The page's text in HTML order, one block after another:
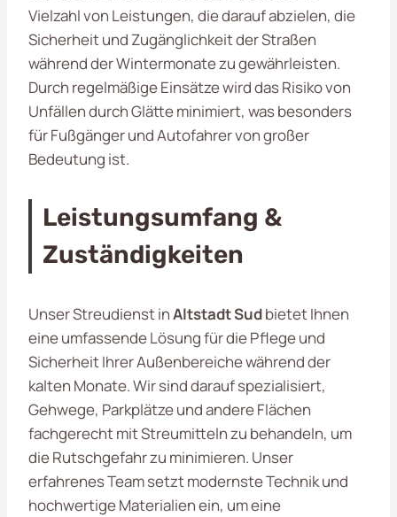
Vielzahl von Leistungen, die darauf abzielen, die
Sicherheit und Zugänglichkeit der Straßen
während der Wintermonate zu gewährleisten.
Durch regelmäßige Einsätze wird das Risiko von
Unfällen durch Glätte minimiert, was besonders
für Fußgänger und Autofahrer von großer
Bedeutung ist.
Leistungsumfang &
Zuständigkeiten
Unser Streudienst inAltstadt Sudbietet Ihnen
eine umfassende Lösung für die Pflege und
Sicherheit Ihrer Außenbereiche während der
kalten Monate. Wir sind darauf spezialisiert,
Gehwege, Parkplätze und andere Flächen
fachgerecht mit Streumitteln zu behandeln, um
die Rutschgefahr zu minimieren. Unser
erfahrenes Team setzt modernste Technik und
hochwertige Materialien ein, um eine